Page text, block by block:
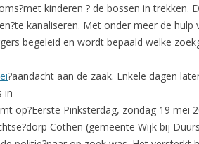
kinderen ? de bossen in trekken.
kanaliseren. Met onder meer de hulp
begeleid en wordt bepaald welke
?aandacht aan de zaak. Enkele dagen
in
op?Eerste Pinksterdag, zondag 19 mei
Cothen (gemeente Wijk bij